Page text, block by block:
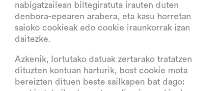
nabigatzailean biltegiratuta irauten duten
denbora-epearen arabera, eta kasu horretan
saioko cookieak edo cookie iraunkorrak izan
daitezke.
Azkenik, lortutako datuak zertarako tratatzen
dituzten kontuan harturik, bost cookie mota
bereizten dituen beste sailkapen bat dago: